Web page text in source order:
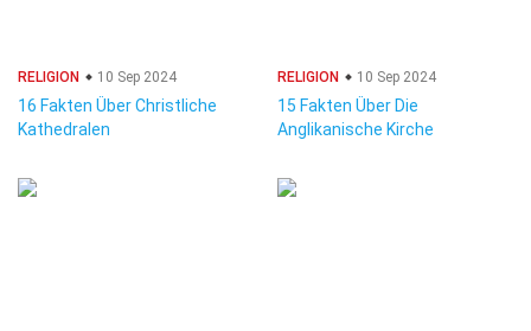
RELIGION 10 Sep 2024
16 Fakten Über Christliche
Kathedralen
RELIGION 10 Sep 2024
15 Fakten Über Die
Anglikanische Kirche